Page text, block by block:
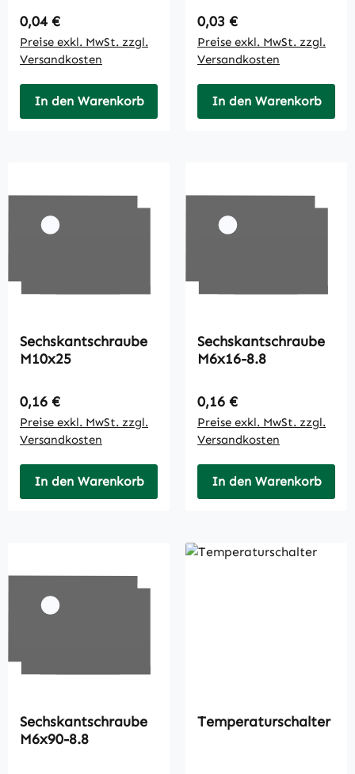
Regulärer Preis:
0,04 €
Preise exkl. MwSt. zzgl.
Versandkosten
In den Warenkorb
Regulärer Preis:
0,03 €
Preise exkl. MwSt. zzgl.
Versandkosten
In den Warenkorb
Sechskantschraube
M10x25
Regulärer Preis:
0,16 €
Preise exkl. MwSt. zzgl.
Versandkosten
In den Warenkorb
Sechskantschraube
M6x16-8.8
Regulärer Preis:
0,16 €
Preise exkl. MwSt. zzgl.
Versandkosten
In den Warenkorb
Sechskantschraube
M6x90-8.8
Temperaturschalter